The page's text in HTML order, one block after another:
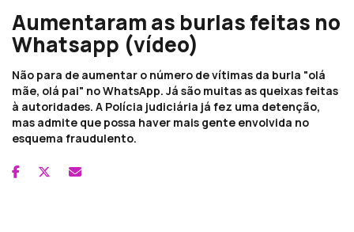
Aumentaram as burlas feitas no
Whatsapp (vídeo)
Não para de aumentar o número de vítimas da burla "olá
mãe, olá pai" no WhatsApp. Já são muitas as queixas feitas
à autoridades. A Polícia judiciária já fez uma detenção,
mas admite que possa haver mais gente envolvida no
esquema fraudulento.